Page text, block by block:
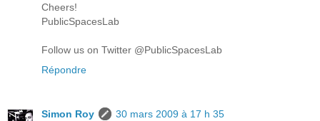
Cheers!
PublicSpacesLab
Follow us on Twitter @PublicSpacesLab
Répondre
Simon Roy
30 mars 2009 à 17 h 35